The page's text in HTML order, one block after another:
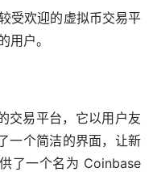
受欢迎的虚拟币交易平
用户。
交易平台，它以用户友
一个简洁的界面，让新
了一个名为 Coinbase